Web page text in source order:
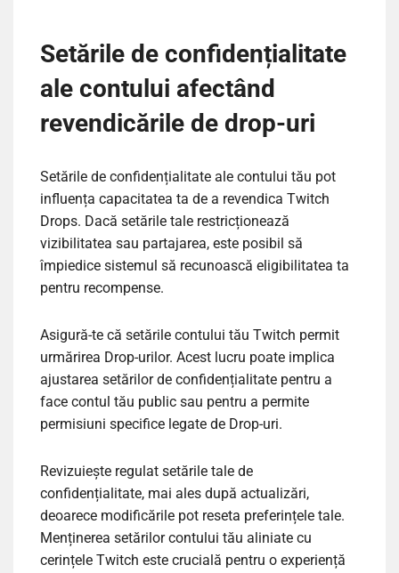
Setările de confidențialitate
ale contului afectând
revendicările de drop-uri
Setările de confidențialitate ale contului tău pot
influența capacitatea ta de a revendica Twitch
Drops. Dacă setările tale restricționează
vizibilitatea sau partajarea, este posibil să
împiedice sistemul să recunoască eligibilitatea ta
pentru recompense.
Asigură-te că setările contului tău Twitch permit
urmărirea Drop-urilor. Acest lucru poate implica
ajustarea setărilor de confidențialitate pentru a
face contul tău public sau pentru a permite
permisiuni specifice legate de Drop-uri.
Revizuiește regulat setările tale de
confidențialitate, mai ales după actualizări,
deoarece modificările pot reseta preferințele tale.
Menținerea setărilor contului tău aliniate cu
cerințele Twitch este crucială pentru o experiență